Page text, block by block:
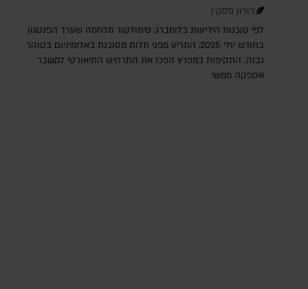
דורון פסקין
לפי סוכנות הידיעות בלומברג, סימולטור מלחמה שערך הפנטגון
בחודש יולי 2025, התריע מפני תלות מסוכנת באלומיניום בטוהר
גבוה. התקיפות במפרץ הפכו את התרחיש התיאורטי למשבר
אספקה ממשי